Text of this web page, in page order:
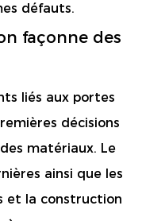
défauts.
façonne des
liés aux portes
décisions
matériaux. Le
ainsi que les
et la construction